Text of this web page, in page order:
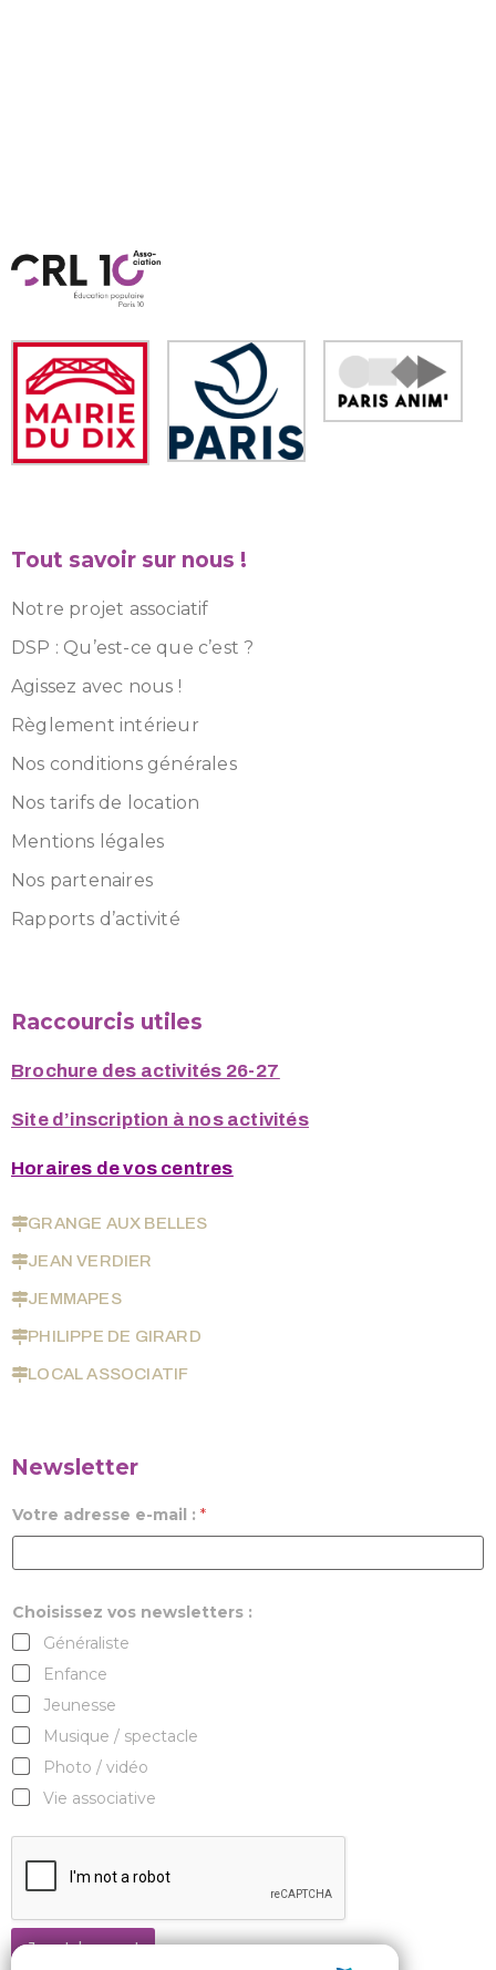
Tout savoir sur nous !
Notre projet associatif
DSP : Qu’est-ce que c’est ?
Agissez avec nous !
Règlement intérieur
Nos conditions générales
Nos tarifs de location
Mentions légales
Nos partenaires
Rapports d’activité
Raccourcis utiles
Brochure des activités 26-27
Site d’inscription à nos activités
Horaires de vos centres
GRANGE AUX BELLES
JEAN VERDIER
JEMMAPES
PHILIPPE DE GIRARD
LOCAL ASSOCIATIF
Newsletter
Votre adresse e-mail : *
Choisissez vos newsletters :
Généraliste
Enfance
Jeunesse
Musique / spectacle
Photo / vidéo
Vie associative
Je m'abonne !